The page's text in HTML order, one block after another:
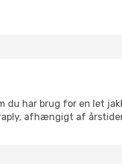
du har brug for en let
afhængigt af